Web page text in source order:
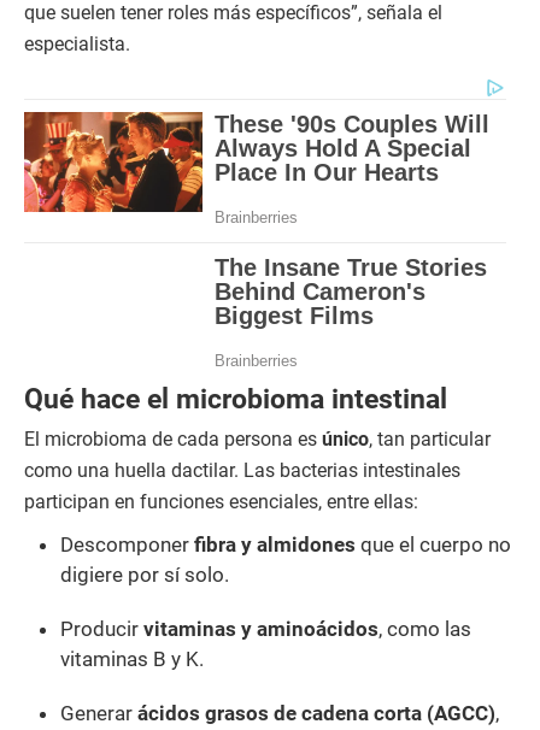
que suelen tener roles más específicos”, señala el
especialista.
Qué hace el microbioma intestinal
El microbioma de cada persona es único, tan particular
como una huella dactilar. Las bacterias intestinales
participan en funciones esenciales, entre ellas:
Descomponer fibra y almidones que el cuerpo no
digiere por sí solo.
Producir vitaminas y aminoácidos, como las
vitaminas B y K.
Generar ácidos grasos de cadena corta (AGCC),